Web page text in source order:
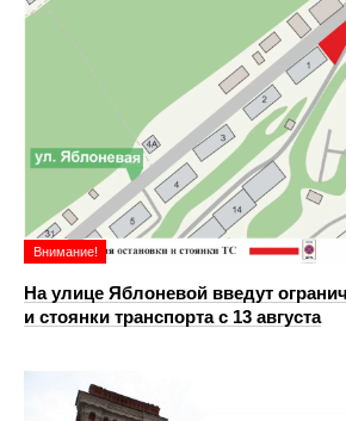
Внимание!
На улице Яблоневой введут
и стоянки транспорта с 13 августа